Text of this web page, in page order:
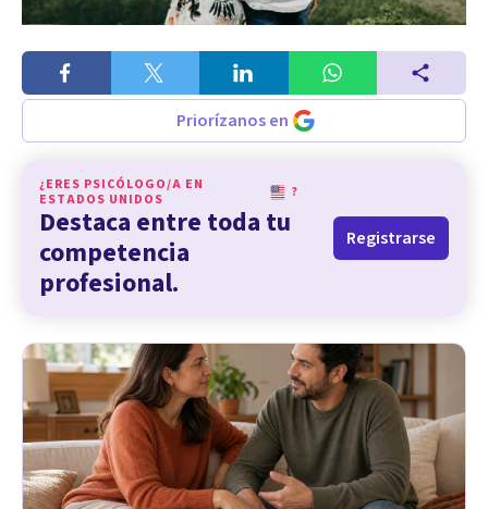
Priorízanos en
¿ERES PSICÓLOGO/A EN
ESTADOS UNIDOS
?
Destaca entre toda tu
competencia
profesional.
Registrarse